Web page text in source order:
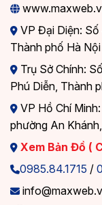
VP Đại Diện: Số
Thành phố Hà Nội
Trụ Sở Chính:
Phú Diễn, Thành
VP Hồ Chí
phường An
Xem Bản Đồ (
0985.84.1715 /